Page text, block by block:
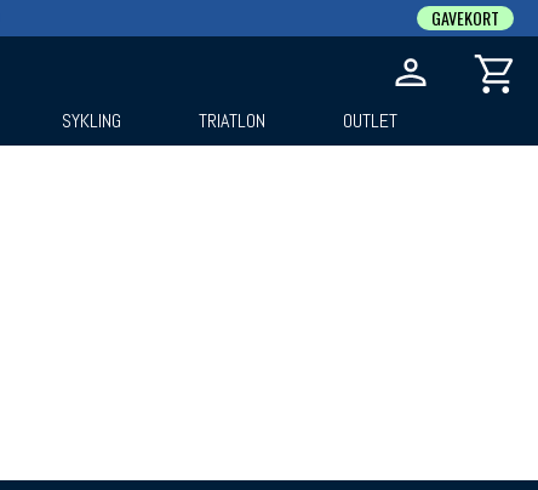
GAVEKORT
SYKLING TRIATLON OUTLET